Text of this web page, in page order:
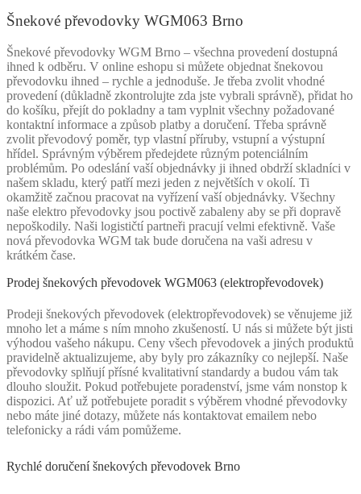
Šnekové převodovky WGM063 Brno
Šnekové převodovky WGM Brno – všechna provedení dostupná
ihned k odběru. V online eshopu si můžete objednat šnekovou
převodovku ihned – rychle a jednoduše. Je třeba zvolit vhodné
provedení (důkladně zkontrolujte zda jste vybrali správně), přidat ho
do košíku, přejít do pokladny a tam vyplnit všechny požadované
kontaktní informace a způsob platby a doručení. Třeba správně
zvolit převodový poměr, typ vlastní příruby, vstupní a výstupní
hřídel. Správným výběrem předejdete různým potenciálním
problémům. Po odeslání vaší objednávky ji ihned obdrží skladníci v
našem skladu, který patří mezi jeden z největších v okolí. Ti
okamžitě začnou pracovat na vyřízení vaší objednávky. Všechny
naše elektro převodovky jsou poctivě zabaleny aby se při dopravě
nepoškodily. Naši logističtí partneři pracují velmi efektivně. Vaše
nová převodovka WGM tak bude doručena na vaši adresu v
krátkém čase.
Prodej šnekových převodovek WGM063 (elektropřevodovek)
Prodeji šnekových převodovek (elektropřevodovek) se věnujeme již
mnoho let a máme s ním mnoho zkušeností. U nás si můžete být jisti
výhodou vašeho nákupu. Ceny všech převodovek a jiných produktů
pravidelně aktualizujeme, aby byly pro zákazníky co nejlepší. Naše
převodovky splňují přísné kvalitativní standardy a budou vám tak
dlouho sloužit. Pokud potřebujete poradenství, jsme vám nonstop k
dispozici. Ať už potřebujete poradit s výběrem vhodné převodovky
nebo máte jiné dotazy, můžete nás kontaktovat emailem nebo
telefonicky a rádi vám pomůžeme.
Rychlé doručení šnekových převodovek Brno